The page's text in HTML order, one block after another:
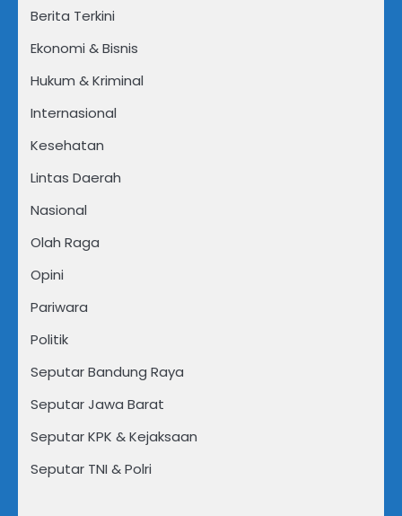
Berita Terkini
Ekonomi & Bisnis
Hukum & Kriminal
Internasional
Kesehatan
Lintas Daerah
Nasional
Olah Raga
Opini
Pariwara
Politik
Seputar Bandung Raya
Seputar Jawa Barat
Seputar KPK & Kejaksaan
Seputar TNI & Polri